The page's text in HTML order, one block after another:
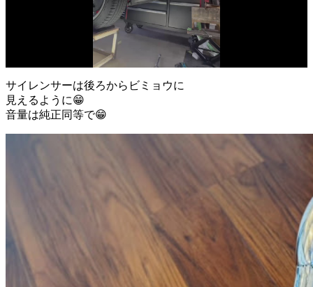
サイレンサーは後ろからビミョウに
見えるように😁
音量は純正同等で😁